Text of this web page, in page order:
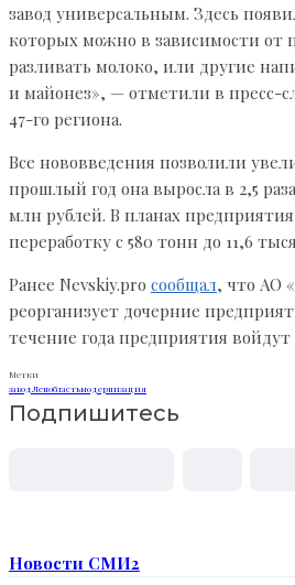
завод универсальным. Здесь
которых можно в зависимости от
разливать молоко, или другие
и майонез», — отметили в пресс-
47-го региона.
Все нововведения позволили
прошлый год она выросла в 2,5
млн рублей. В планах
переработку с 580 тонн до 11,6
Ранее Nevskiy.pro сообщал, что АО
реорганизует дочерние
течение года предприятия войдут
Метки
заводЛенобластьмодернизация
Подпишитесь
Новости СМИ2